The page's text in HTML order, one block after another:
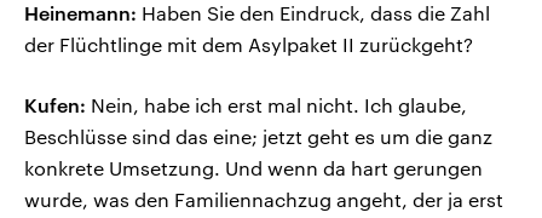
Heinemann: Haben Sie den Eindruck, dass die Zahl
der Flüchtlinge mit dem Asylpaket II zurückgeht?
Kufen: Nein, habe ich erst mal nicht. Ich glaube,
Beschlüsse sind das eine; jetzt geht es um die ganz
konkrete Umsetzung. Und wenn da hart gerungen
wurde, was den Familiennachzug angeht, der ja erst